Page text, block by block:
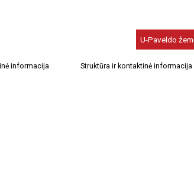
U-Paveldo
informacija Struktūra ir kontaktinė informacija